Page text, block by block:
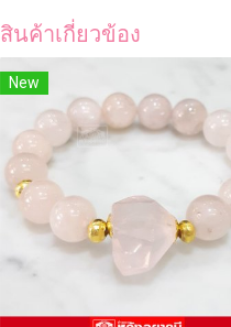
สินค้าเกี่ยวข้อง
New